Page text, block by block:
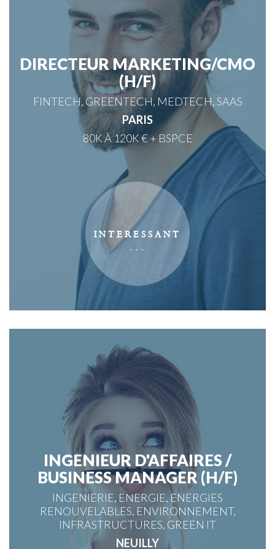
DIRECTEUR MARKETING/CMO
(H/F)
FINTECH, GREENTECH, MEDTECH, SAAS
PARIS
80K À 120K € + BSPCE
INGENIEUR D'AFFAIRES /
BUSINESS MANAGER (H/F)
INGENIERIE, ENERGIE, ENERGIES
RENOUVELABLES, ENVIRONNEMENT,
INFRASTRUCTURES, GREEN IT
NEUILLY